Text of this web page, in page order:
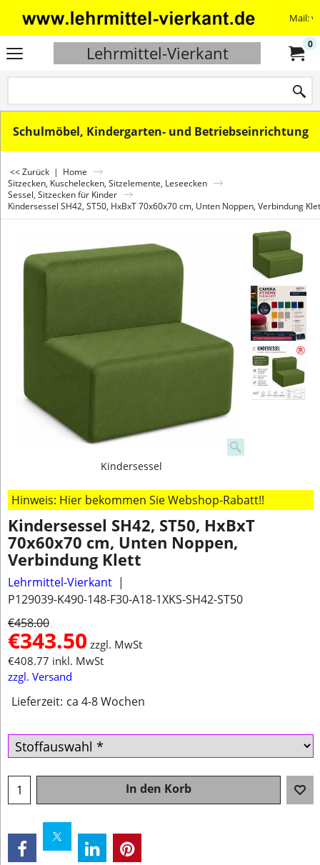
Mail:
Lehrmittel-Vierkant 0
Schulmöbel, Kindergarten- und Betriebseinrichtung
<< Zurück | Home
Sitzecken, Kuschelecken, Sitzelemente, Leseecken
Sessel, Sitzecken für Kinder
Kindersessel SH42, ST50, HxBxT 70x60x70 cm, Unten Noppen, Verbindung
Kindersessel
Hinweis: Hier bekommen Sie Webshop-Rabatt!!
Kindersessel SH42, ST50, HxBxT
70x60x70 cm, Unten Noppen,
Verbindung Klett
Lehrmittel-Vierkant
P129039-K490-148-F30-A18-1XKS-SH42-ST50
€458.00
€343.50 zzgl. MwSt
€408.77 inkl. MwSt
zzgl. Versand
Lieferzeit: ca 4-8 Wochen
In den Korb